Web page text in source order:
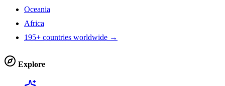
Oceania
Africa
195+ countries worldwide →
Explore